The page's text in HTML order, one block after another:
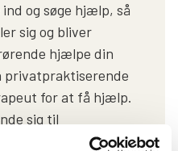
og søge hjælp, så
sig og bliver
hjælpe din
privatpraktiserende
for at få hjælp.
sig til
inden for